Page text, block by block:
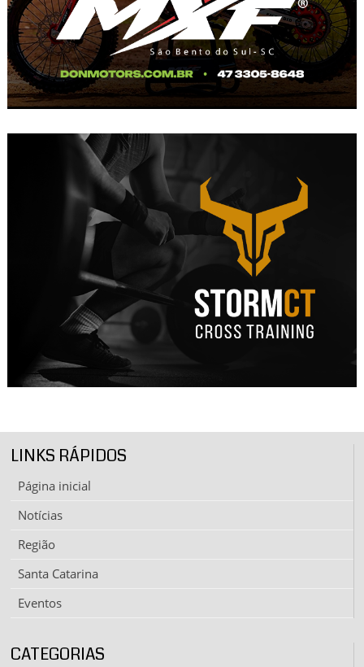
LINKS RÁPIDOS
Página inicial
Notícias
Região
Santa Catarina
Eventos
CATEGORIAS